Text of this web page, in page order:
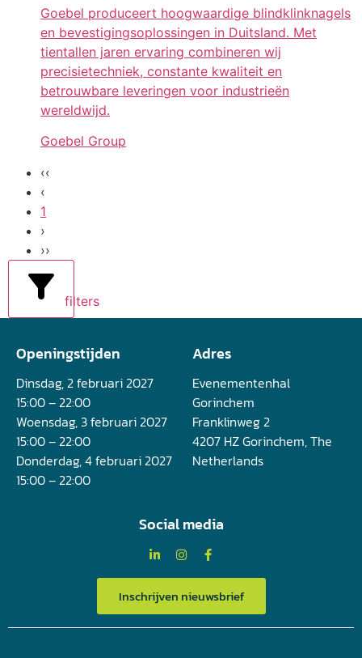
Goebel produceert hoogwaardige blindklinknagels
en bevestigingsoplossingen in Duitsland. Met
tientallen jaren ervaring combineren wij
precisietechniek, constante kwaliteit en
betrouwbare leveringen voor industrieën
wereldwijd.
Goebel Group
‹‹
‹
1
›
››
filters
Openingstijden
Dinsdag, 2 februari 2027
15:00 – 22:00
Woensdag, 3 februari 2027
15:00 – 22:00
Donderdag, 4 februari 2027
15:00 – 22:00
Adres
Evenementenhal
Gorinchem
Franklinweg 2
4207 HZ Gorinchem, The
Netherlands
Social media
Inschrijven nieuwsbrief